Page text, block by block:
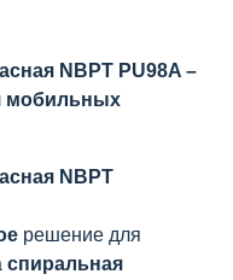
NBPT PU98A –
мобильных
NBPT
решение для
спиральная